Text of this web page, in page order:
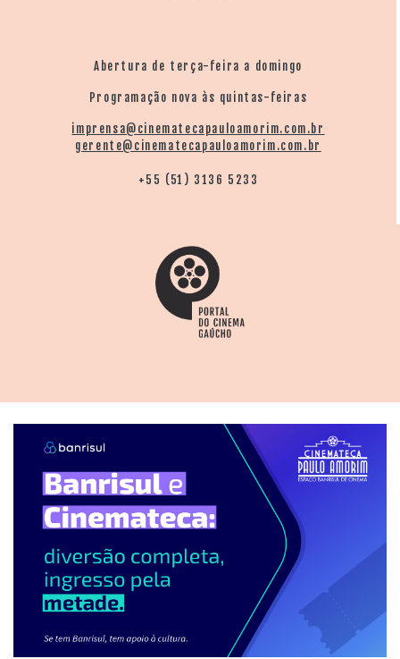
Abertura de terça-feira a domingo
Programação nova às quintas-feiras
imprensa@cinematecapauloamorim.com.br
gerente@cinematecapauloamorim.com.br
+55 (51) 3136 5233